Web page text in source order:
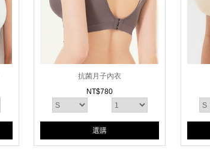
抗菌月子內衣
NT$780
選購